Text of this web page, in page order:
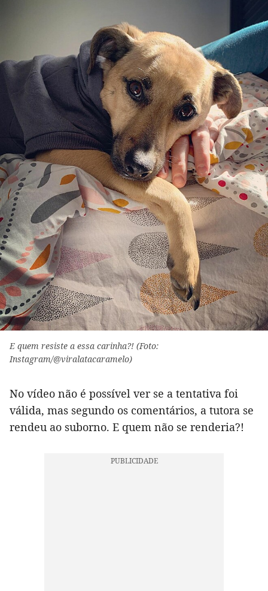
E quem resiste a essa carinha?! (Foto:
Instagram/@viralatacaramelo)
No vídeo não é possível ver se a tentativa foi
válida, mas segundo os comentários, a tutora se
rendeu ao suborno. E quem não se renderia?!